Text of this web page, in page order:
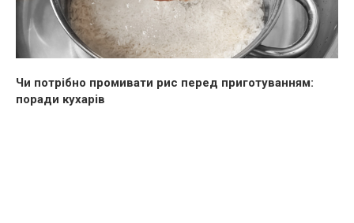
Чи потрібно промивати рис перед приготуванням:
поради кухарів